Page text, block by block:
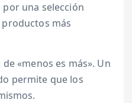
una selección
más
«menos es más». Un
permite que los